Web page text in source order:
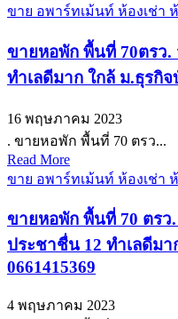
ขาย อพาร์ทเม้นท์ ห้องเช่า
ขายหอพัก พื้นที่ 70ตรว
ทำเลดีมาก ใกล้ ม.ธุรกิ
16 พฤษภาคม 2023
. ขายหอพัก พื้นที่ 70 ตรว...
Read More
ขาย อพาร์ทเม้นท์ ห้องเช่า
ขายหอพัก พื้นที่ 70 ตรว
ประชาชื่น 12 ทำเลดีม
0661415369
4 พฤษภาคม 2023